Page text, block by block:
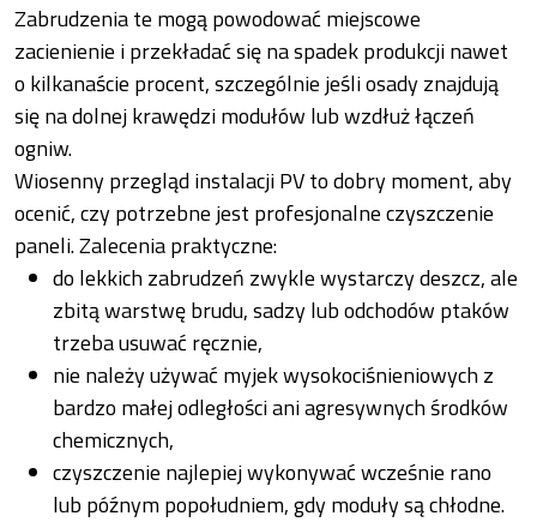
Zabrudzenia te mogą powodować miejscowe
zacienienie i przekładać się na spadek produkcji nawet
o kilkanaście procent, szczególnie jeśli osady znajdują
się na dolnej krawędzi modułów lub wzdłuż łączeń
ogniw.
Wiosenny przegląd instalacji PV to dobry moment, aby
ocenić, czy potrzebne jest profesjonalne czyszczenie
paneli. Zalecenia praktyczne:
do lekkich zabrudzeń zwykle wystarczy deszcz, ale
zbitą warstwę brudu, sadzy lub odchodów ptaków
trzeba usuwać ręcznie,
nie należy używać myjek wysokociśnieniowych z
bardzo małej odległości ani agresywnych środków
chemicznych,
czyszczenie najlepiej wykonywać wcześnie rano
lub późnym popołudniem, gdy moduły są chłodne.